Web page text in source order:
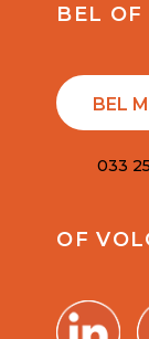
BEL OF
BEL
033
OF